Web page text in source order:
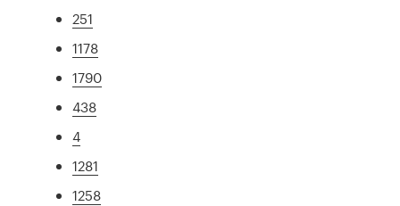
251
1178
1790
438
4
1281
1258